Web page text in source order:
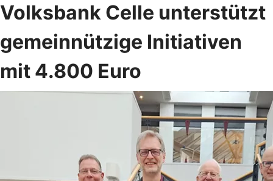
Volksbank Celle unterstützt
gemeinnützige Initiativen
mit 4.800 Euro